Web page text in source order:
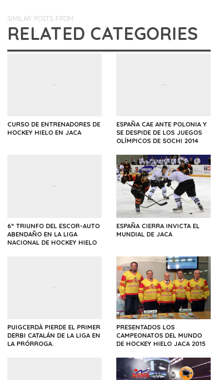
SIMILAR POSTS FROM
RELATED CATEGORIES
CURSO DE ENTRENADORES DE
HOCKEY HIELO EN JACA
ESPAÑA CAE ANTE POLONIA Y
SE DESPIDE DE LOS JUEGOS
OLÍMPICOS DE SOCHI 2014
6º TRIUNFO DEL ESCOR-AUTO
ABENDAÑO EN LA LIGA
NACIONAL DE HOCKEY HIELO
ESPAÑA CIERRA INVICTA EL
MUNDIAL DE JACA
PUIGCERDÀ PIERDE EL PRIMER
DERBI CATALÁN DE LA LIGA EN
LA PRÓRROGA.
PRESENTADOS LOS
CAMPEONATOS DEL MUNDO
DE HOCKEY HIELO JACA 2015